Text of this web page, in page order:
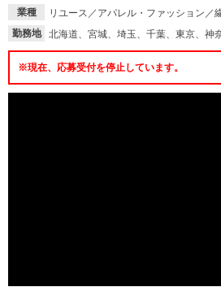
就活ノウハウ・サポート
就活支援
業種
リユース／アパレル・ファッション／
勤務地
北海道、宮城、埼玉、千葉、東京、神
※現在、応募受付を停止しています。